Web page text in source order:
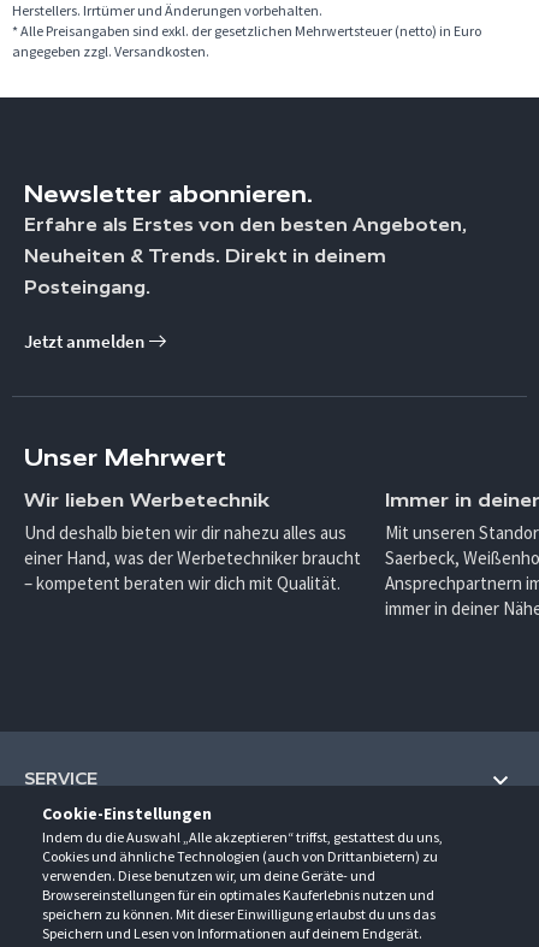
Cookie-Einstellungen
Indem du die Auswahl „Alle akzeptieren“ triffst, gestattest du uns,
Cookies und ähnliche Technologien (auch von Drittanbietern) zu
verwenden. Diese benutzen wir, um deine Geräte- und
Browsereinstellungen für ein optimales Kauferlebnis nutzen und
speichern zu können. Mit dieser Einwilligung erlaubst du uns das
Speichern und Lesen von Informationen auf deinem Endgerät.
Herstellers. Irrtümer und Änderungen vorbehalten.
* Alle Preisangaben sind exkl. der gesetzlichen Mehrwertsteuer (netto) in Euro
angegeben zzgl. Versandkosten.
Newsletter abonnieren.
Erfahre als Erstes von den besten Angeboten,
Neuheiten & Trends. Direkt in deinem
Posteingang.
Jetzt anmelden
Unser Mehrwert
Wir lieben Werbetechnik
Und deshalb bieten wir dir nahezu alles aus
einer Hand, was der Werbetechniker braucht
– kompetent beraten wir dich mit Qualität.
Immer in
Mit unseren
Saerbeck,
Ansprechpartnern
immer in deiner
SERVICE
Hilfe und Information
Fragen und Antworten (FAQ)
Kontakt
Newsletter
UNTERNEHMEN
Über uns
Anfahrt
KONTAKT